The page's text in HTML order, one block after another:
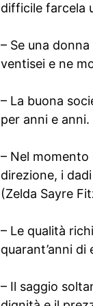
difficile farcela
– Se una
ventisei e ne
– La buona
per anni e
– Nel momento
direzione, i
(Zelda Sayre
– Le qualità
quarant’anni di
– Il saggio